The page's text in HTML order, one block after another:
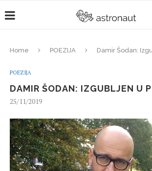
Home POEZIJA Damir Šodan:
POEZIJA
DAMIR ŠODAN: IZGUBLJEN U
25/11/2019